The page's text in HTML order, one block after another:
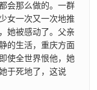
会那么做的。一群
女一次又一次地推
她被感动了。父亲
的生活，重庆方面
使全世界恨他，她
于死地了，这说